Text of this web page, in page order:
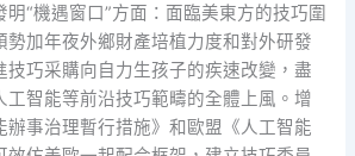
“機遇窗口”方面：面臨美東方的技巧圍
勢加年夜外鄉財產培植力度和對外研發
技巧采購向自力生孩子的疾速改變，盡
工智能等前沿技巧範疇的全體上風。增
辦事治理暫行措施》和歐盟《人工智能